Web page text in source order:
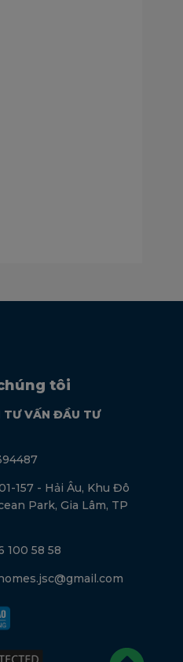
tôi
TƯ VẤN ĐẦU TƯ
157 - Hải Âu, Khu Đô
Park, Gia Lâm, TP
100 58 58